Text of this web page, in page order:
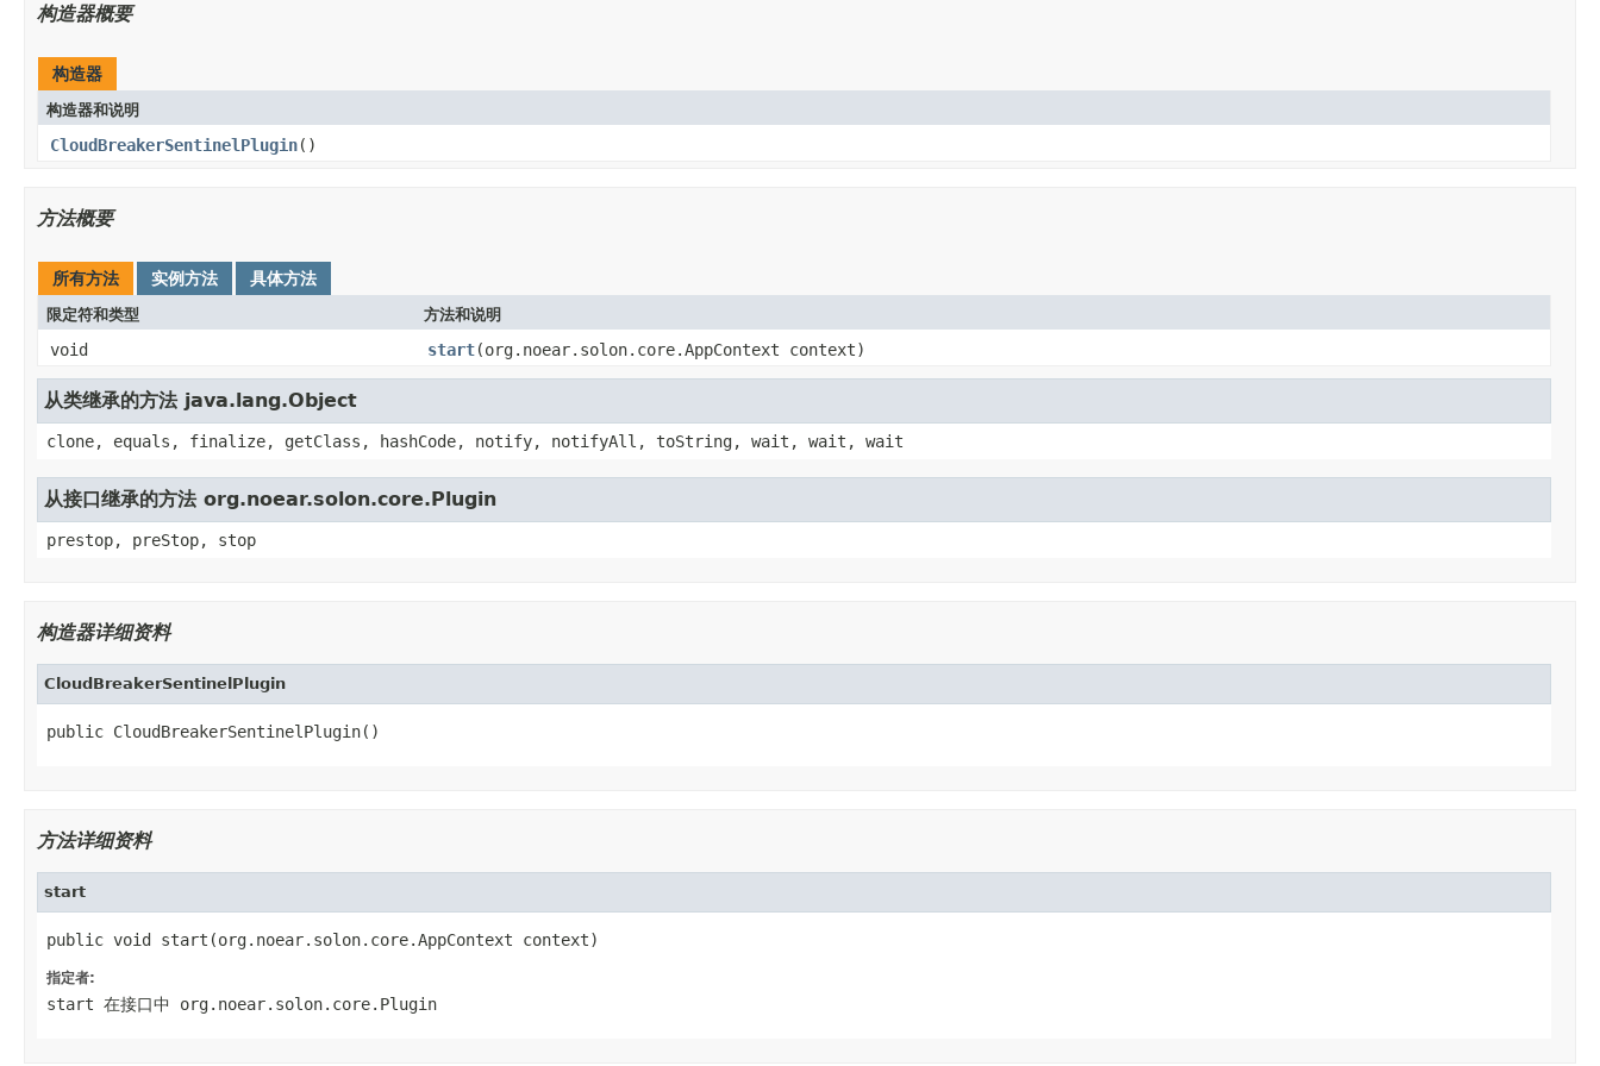
构造器概要
构造器
构造器和说明
CloudBreakerSentinelPlugin()
方法概要
所有方法 实例方法 具体方法
限定符和类型 方法和说明
void start(org.noear.solon.core.AppContext context)
从类继承的方法 java.lang.Object
clone, equals, finalize, getClass, hashCode, notify, notifyAll, toString, wait, wait, wait
从接口继承的方法 org.noear.solon.core.Plugin
prestop, preStop, stop
构造器详细资料
CloudBreakerSentinelPlugin
public CloudBreakerSentinelPlugin()
方法详细资料
start
public void start(org.noear.solon.core.AppContext context)
指定者:
start 在接口中 org.noear.solon.core.Plugin